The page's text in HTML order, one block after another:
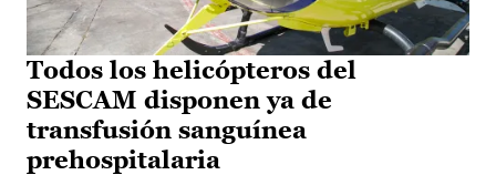
Todos los helicópteros del
SESCAM disponen ya de
transfusión sanguínea
prehospitalaria